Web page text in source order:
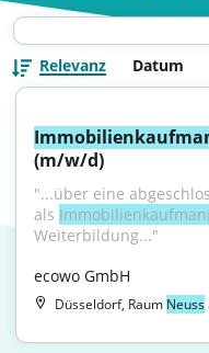
Relevanz Datum
(m/w/d)
"...über eine
als
Weiterbildung..."
ecowo GmbH
Düsseldorf, Raum Neuss